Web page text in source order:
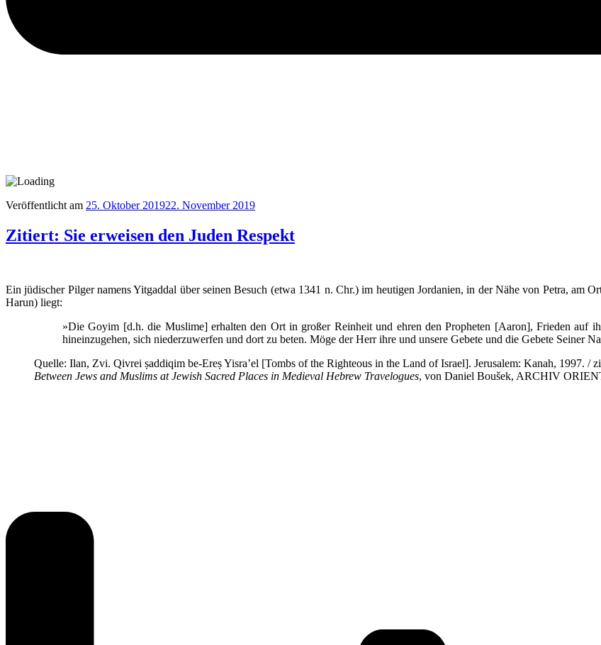
Veröffentlicht am 25. Oktober 201922. November 2019
Zitiert: Sie erweisen den Juden Respekt
Ein jüdischer Pilger namens Yitgaddal über seinen Besuch (etwa 1341 n. Chr.) im heutigen Jordanien, in der Nähe von Petra, am
Harun) liegt:
»Die Goyim [d.h. die Muslime] erhalten den Ort in großer Reinheit und ehren den Propheten [Aaron], Frieden auf
hineinzugehen, sich niederzuwerfen und dort zu beten. Möge der Herr ihre und unsere Gebete und die Gebete Seiner
Quelle: Ilan, Zvi. Qivrei ṣaddiqim be-Ereṣ Yisra’el [Tombs of the Righteous in the Land of Israel]. Jerusalem: Kanah, 1997. /
Between Jews and Muslims at Jewish Sacred Places in Medieval Hebrew Travelogues, von Daniel Boušek, ARCHIV